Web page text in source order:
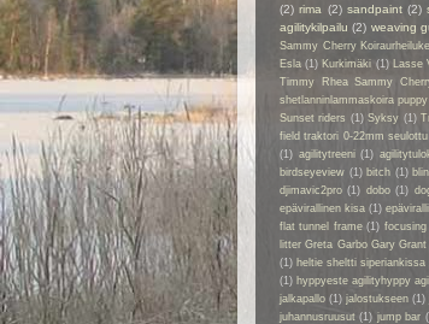
(2) rima (2) sandpaint (2)
agilitykilpailu (2) weaving
Sammy Cherry
Esla (1) Kurkimäki (1) Lasse
Timmy Rhea Sammy
shetlanninlammaskoira
Sunset riders (1) Syksy (1)
field traktori 0-22mm
(1) agilitytreeni (1)
birdseyeview (1) bitch (1)
djimavic2pro (1) dobo (1)
epävirallinen kisa (1)
flat tunnel frame (1) focusing
litter Greta Garbo Gary
(1) heltie sheltti siperiankissa
(1) hyppyeste agilityhyppy
jalkapallo (1) jalostukseen (1)
juhannusruusut (1) jump bar